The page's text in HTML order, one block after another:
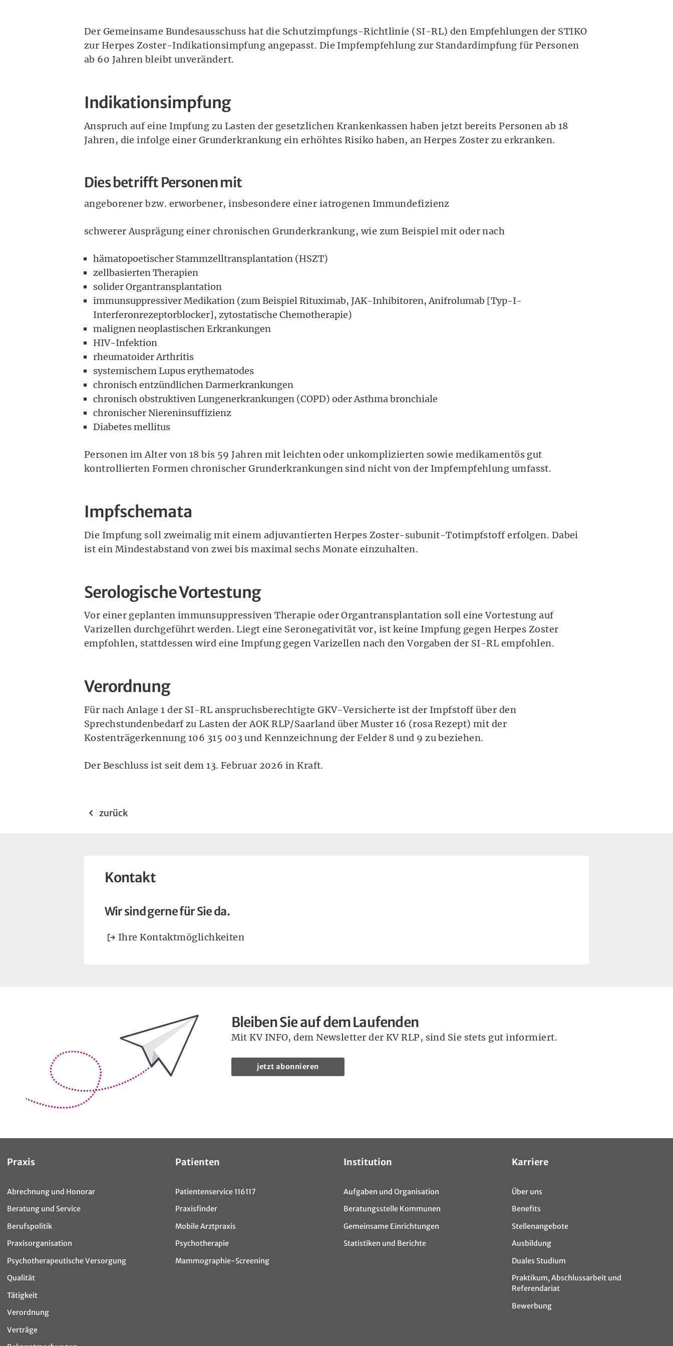
Der Gemeinsame Bundesausschuss hat die Schutzimpfungs-Richtlinie (SI-RL) den Empfehlungen der STIKO
zur Herpes Zoster-Indikationsimpfung angepasst. Die Impfempfehlung zur Standardimpfung für Personen
ab 60 Jahren bleibt unverändert.
Indikationsimpfung
Anspruch auf eine Impfung zu Lasten der gesetzlichen Krankenkassen haben jetzt bereits Personen ab 18
Jahren, die infolge einer Grunderkrankung ein erhöhtes Risiko haben, an Herpes Zoster zu erkranken.
Dies betrifft Personen mit
angeborener bzw. erworbener, insbesondere einer iatrogenen Immundefizienz
schwerer Ausprägung einer chronischen Grunderkrankung, wie zum Beispiel mit oder nach
hämatopoetischer Stammzelltransplantation (HSZT)
zellbasierten Therapien
solider Organtransplantation
immunsuppressiver Medikation (zum Beispiel Rituximab, JAK-Inhibitoren, Anifrolumab [Typ-I-
Interferonrezeptorblocker], zytostatische Chemotherapie)
malignen neoplastischen Erkrankungen
HIV-Infektion
rheumatoider Arthritis
systemischem Lupus erythematodes
chronisch entzündlichen Darmerkrankungen
chronisch obstruktiven Lungenerkrankungen (COPD) oder Asthma bronchiale
chronischer Niereninsuffizienz
Diabetes mellitus
Personen im Alter von 18 bis 59 Jahren mit leichten oder unkomplizierten sowie medikamentös gut
kontrollierten Formen chronischer Grunderkrankungen sind nicht von der Impfempfehlung umfasst.
Impfschemata
Die Impfung soll zweimalig mit einem adjuvantierten Herpes Zoster-subunit-Totimpfstoff erfolgen. Dabei
ist ein Mindestabstand von zwei bis maximal sechs Monate einzuhalten.
Serologische Vortestung
Vor einer geplanten immunsuppressiven Therapie oder Organtransplantation soll eine Vortestung auf
Varizellen durchgeführt werden. Liegt eine Seronegativität vor, ist keine Impfung gegen Herpes Zoster
empfohlen, stattdessen wird eine Impfung gegen Varizellen nach den Vorgaben der SI-RL empfohlen.
Verordnung
Für nach Anlage 1 der SI-RL anspruchsberechtigte GKV-Versicherte ist der Impfstoff über den
Sprechstundenbedarf zu Lasten der AOK RLP/Saarland über Muster 16 (rosa Rezept) mit der
Kostenträgerkennung 106 315 003 und Kennzeichnung der Felder 8 und 9 zu beziehen.
Der Beschluss ist seit dem 13. Februar 2026 in Kraft.
zurück
Kontakt
Wir sind gerne für Sie da.
Ihre Kontaktmöglichkeiten
Bleiben Sie auf dem Laufenden Bleiben Sie auf dem Laufenden
Mit KV INFO, dem Newsletter der KV RLP, sind Sie stets gut informiert.
jetzt abonnieren
Sitemap
Praxis
Abrechnung und Honorar
Beratung und Service
Berufspolitik
Praxisorganisation
Psychotherapeutische Versorgung
Qualität
Tätigkeit
Verordnung
Verträge
Patienten
Patientenservice 116117
Praxisfinder
Mobile Arztpraxis
Psychotherapie
Mammographie-Screening
Institution
Aufgaben und Organisation
Beratungsstelle Kommunen
Gemeinsame Einrichtungen
Statistiken und Berichte
Karriere
Über uns
Benefits
Stellenangebote
Ausbildung
Duales Studium
Praktikum, Abschlussarbeit und
Referendariat
Bewerbung